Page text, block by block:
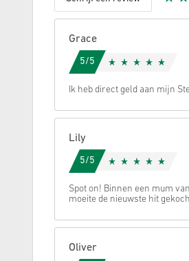
Annuleren
Grace
5/5
Ik heb direct geld aan mijn
Lily
5/5
Spot on! Binnen een mum
moeite de nieuwste hit
Oliver